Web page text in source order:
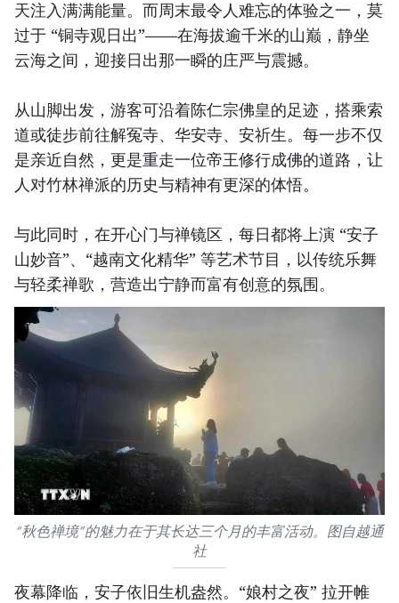
天注入满满能量。而周末最令人难忘的体验之一，莫
过于 “铜寺观日出”——在海拔逾千米的山巅，静坐
云海之间，迎接日出那一瞬的庄严与震撼。
从山脚出发，游客可沿着陈仁宗佛皇的足迹，搭乘索
道或徒步前往解冤寺、华安寺、安祈生。每一步不仅
是亲近自然，更是重走一位帝王修行成佛的道路，让
人对竹林禅派的历史与精神有更深的体悟。
与此同时，在开心门与禅镜区，每日都将上演 “安子
山妙音”、“越南文化精华” 等艺术节目，以传统乐舞
与轻柔禅歌，营造出宁静而富有创意的氛围。
“秋色禅境”的魅力在于其长达三个月的丰富活动。图自越通
社
夜幕降临，安子依旧生机盎然。“娘村之夜” 拉开帷